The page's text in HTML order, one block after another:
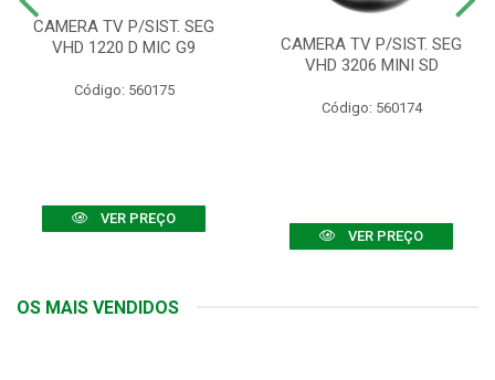
CAMERA TV P/SIST. SEG
VHD 1220 D MIC G9
Código: 560175
VER PREÇO
CAMERA TV P/SIST. SEG
VHD 3206 MINI SD
Código: 560174
VER PREÇO
OS MAIS VENDIDOS